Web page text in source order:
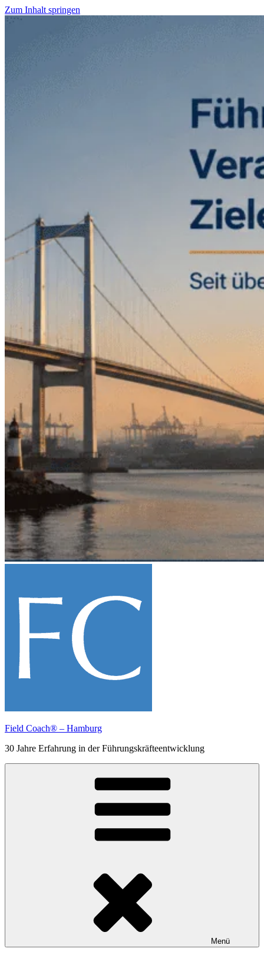
Zum Inhalt springen
Field Coach® – Hamburg
30 Jahre Erfahrung in der Führungskräfteentwicklung
Menü